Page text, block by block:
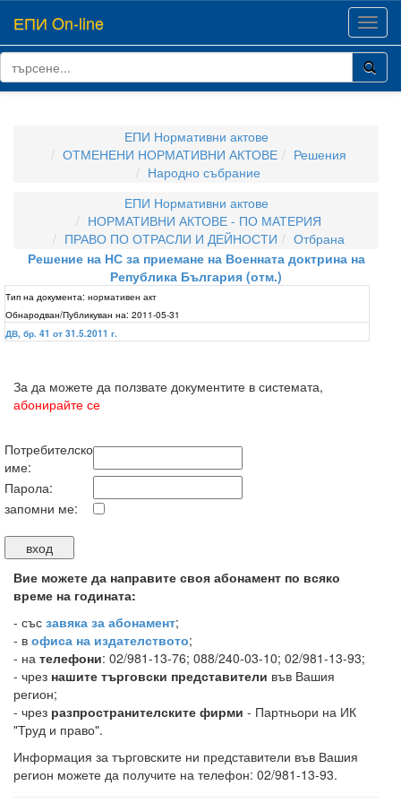
ЕПИ On-line
ЕПИ Нормативни актове
ОТМЕНЕНИ НОРМАТИВНИ АКТОВЕ
Решения
Народно събрание
ЕПИ Нормативни актове
НОРМАТИВНИ АКТОВЕ - ПО МАТЕРИЯ
ПРАВО ПО ОТРАСЛИ И ДЕЙНОСТИ
Отбрана
Решение на НС за приемане на Военната доктрина на
Република България (отм.)
Тип на документа: нормативен акт
Обнародван/Публикуван на: 2011-05-31
ДВ, бр. 41 от 31.5.2011 г.
За да можете да ползвате документите в системата,
абонирайте се
Потребителско
име:
Парола:
запомни ме:
Вие можете да направите своя абонамент по всяко
време на годината:
- със завяка за абонамент;
- в офиса на издателството;
- на телефони: 02/981-13-76; 088/240-03-10; 02/981-13-93;
- чрез нашите търговски представители във Вашия
регион;
- чрез разпространителските фирми - Партньори на ИК
"Труд и право".
Информация за търговските ни представители във Вашия
регион можете да получите на телефон: 02/981-13-93.